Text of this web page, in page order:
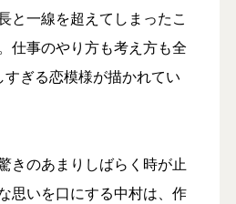
と一線を超えてしまったこ
仕事のやり方も考え方も全
すぎる恋模様が描かれてい
きのあまりしばらく時が止
思いを口にする中村は、作